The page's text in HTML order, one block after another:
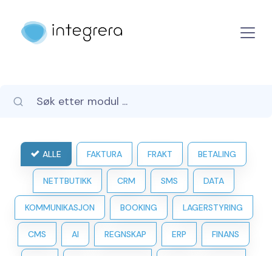
ALLE FAKTURA FRAKT BETALING
NETTBUTIKK CRM SMS DATA
KOMMUNIKASJON BOOKING LAGERSTYRING
CMS AI REGNSKAP ERP FINANS